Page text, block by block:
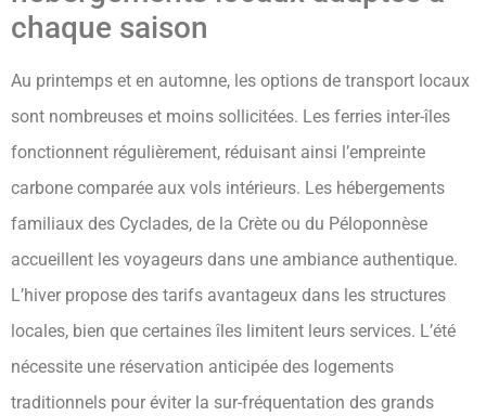
chaque saison
Au printemps et en automne, les options de transport locaux
sont nombreuses et moins sollicitées. Les ferries inter-îles
fonctionnent régulièrement, réduisant ainsi l’empreinte
carbone comparée aux vols intérieurs. Les hébergements
familiaux des Cyclades, de la Crète ou du Péloponnèse
accueillent les voyageurs dans une ambiance authentique.
L’hiver propose des tarifs avantageux dans les structures
locales, bien que certaines îles limitent leurs services. L’été
nécessite une réservation anticipée des logements
traditionnels pour éviter la sur-fréquentation des grands